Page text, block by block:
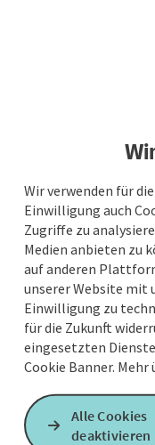
Wir verwenden für
Einwilligung auch
Zugriffe zu
Medien anbieten zu
auf anderen
unserer Website mit
Einwilligung zu
für die Zukunft
eingesetzten
Cookie Banner. Mehr
Alle Cookies
deaktivieren